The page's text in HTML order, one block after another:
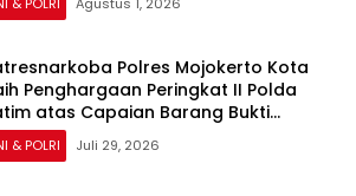
Polres Mojokerto Kota
Penghargaan Peringkat II Polda
atas Capaian Barang Bukti
Terbanyak
& POLRI Juli 29, 2026